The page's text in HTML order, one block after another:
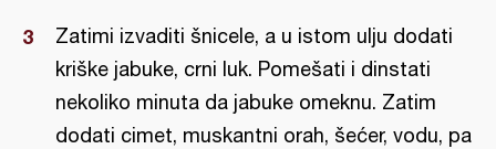
Zatimi izvaditi šnicele, a u istom ulju dodati
kriške jabuke, crni luk. Pomešati i dinstati
nekoliko minuta da jabuke omeknu. Zatim
dodati cimet, muskantni orah, šećer, vodu, pa